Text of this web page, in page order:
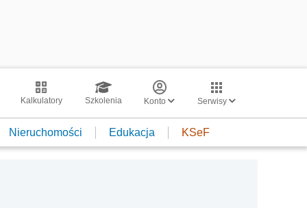
Kalkulatory Szkolenia Konto Serwisy
Nieruchomości Edukacja KSeF